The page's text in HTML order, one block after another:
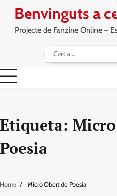
content
Benvinguts a
Projecte de Fanzine Online –
Cerca:
Etiqueta:
Poesia
Home Micro Obert de Poesia